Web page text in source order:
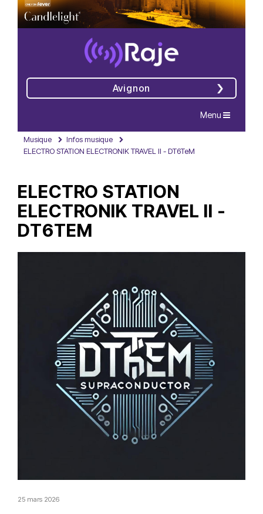
Avignon
Navigation
Menu
Musique
Infos musique
ELECTRO STATION ELECTRONIK TRAVEL II - DT6TeM
ELECTRO STATION
ELECTRONIK TRAVEL II -
DT6TEM
25 mars 2026